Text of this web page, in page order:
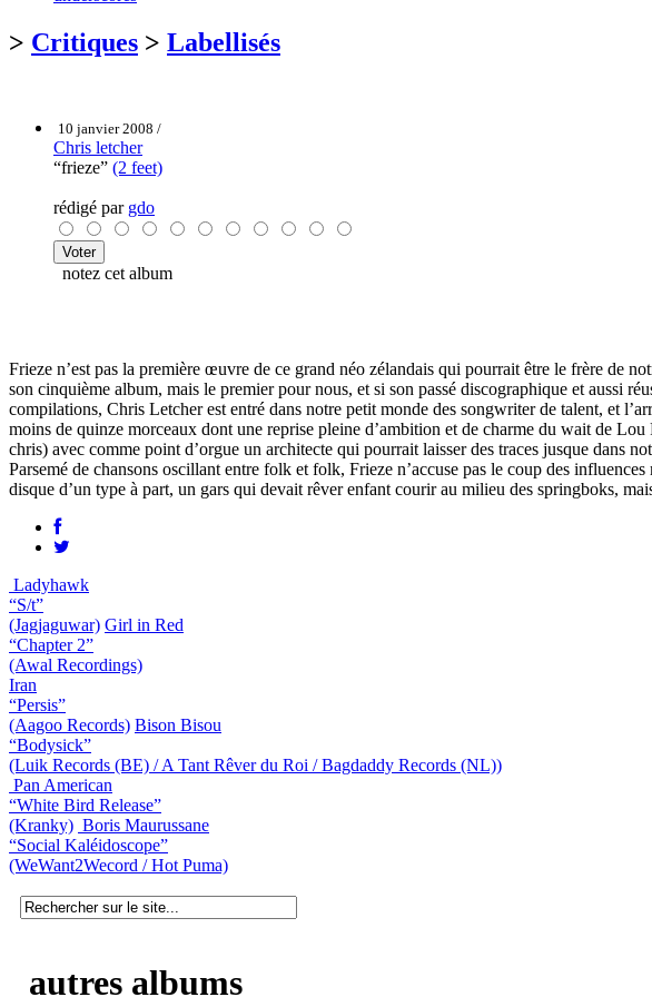
> Critiques > Labellisés
10 janvier 2008 /
Chris letcher
“frieze” (2 feet)
rédigé par gdo
notez cet album
Frieze n’est pas la première œuvre de ce grand néo zélandais qui pourrait être le frère de
son cinquième album, mais le premier pour nous, et si son passé discographique et aussi
compilations, Chris Letcher est entré dans notre petit monde des songwriter de talent, et
moins de quinze morceaux dont une reprise pleine d’ambition et de charme du wait de
chris) avec comme point d’orgue un architecte qui pourrait laisser des traces jusque dans
Parsemé de chansons oscillant entre folk et folk, Frieze n’accuse pas le coup des
disque d’un type à part, un gars qui devait rêver enfant courir au milieu des springboks,
Ladyhawk
“S/t”
(Jagjaguwar) Girl in Red
“Chapter 2”
(Awal Recordings)
Iran
“Persis”
(Aagoo Records) Bison Bisou
“Bodysick”
(Luik Records (BE) / A Tant Rêver du Roi / Bagdaddy Records (NL))
Pan American
“White Bird Release”
(Kranky) Boris Maurussane
“Social Kaléidoscope”
(WeWant2Wecord / Hot Puma)
autres albums